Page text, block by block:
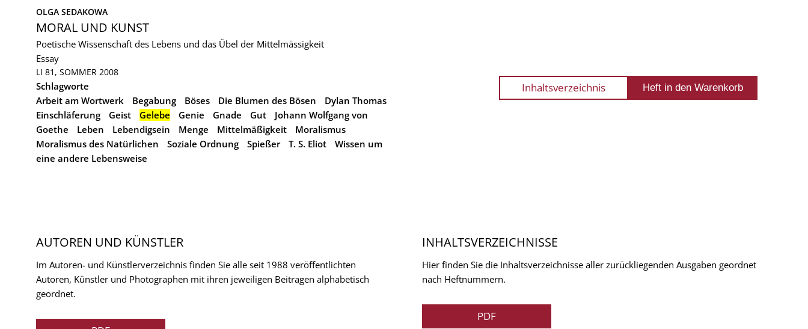
OLGA SEDAKOWA
MORAL UND KUNST
Poetische Wissenschaft des Lebens und das Übel der Mittelmässigkeit
Essay
LI 81, SOMMER 2008
Schlagworte
Arbeit am Wortwerk
Begabung Böses Die Blumen des Bösen
Dylan Thomas
Einschläferung
Geist Gelebe Genie Gnade Gut
Johann Wolfgang von
Goethe
Leben Lebendigsein Menge Mittelmäßigkeit
Moralismus
Moralismus des Natürlichen
Soziale Ordnung Spießer T. S. Eliot
Wissen um
eine andere Lebensweise
Inhaltsverzeichnis
AUTOREN UND KÜNSTLER
Im Autoren- und Künstlerverzeichnis finden Sie alle seit 1988 veröffentlichten
Autoren, Künstler und Photographen mit ihren jeweiligen Beitragen alphabetisch
geordnet.
INHALTSVERZEICHNISSE
Hier finden Sie die Inhaltsverzeichnisse aller zurückliegenden Ausgaben geordnet
nach Heftnummern.
PDF